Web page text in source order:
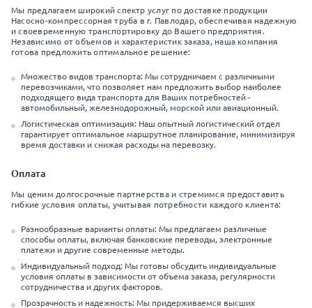
Мы предлагаем широкий спектр услуг по доставке продукции
Насосно-компрессорная труба в г. Павлодар, обеспечивая надежную
и своевременную транспортировку до Вашего предприятия.
Независимо от объемов и характеристик заказа, наша компания
готова предложить оптимальное решение:
Множество видов транспорта: Мы сотрудничаем с различными
перевозчиками, что позволяет нам предложить выбор наиболее
подходящего вида транспорта для Ваших потребностей -
автомобильный, железнодорожный, морской или авиационный.
Логистическая оптимизация: Наш опытный логистический отдел
гарантирует оптимальное маршрутное планирование, минимизируя
время доставки и снижая расходы на перевозку.
Оплата
Мы ценим долгосрочные партнерства и стремимся предоставить
гибкие условия оплаты, учитывая потребности каждого клиента:
Разнообразные варианты оплаты: Мы предлагаем различные
способы оплаты, включая банковские переводы, электронные
платежи и другие современные методы.
Индивидуальный подход: Мы готовы обсудить индивидуальные
условия оплаты в зависимости от объема заказа, регулярности
сотрудничества и других факторов.
Прозрачность и надежность: Мы придерживаемся высших